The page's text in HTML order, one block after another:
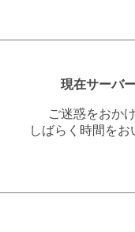
現在サーバ
ご迷惑をおか
しばらく時間を